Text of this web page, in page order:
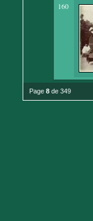
160
Page 8 de 349